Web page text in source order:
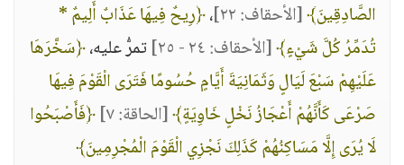
الصَّادِقِينَ﴾[الأحقاف: ٢٢] ،﴿رِيحٌ فِيهَا عَذَابٌ أَلِيمٌ *
تُدَمِّرُ كُلَّ شَيْءٍ﴾[الأحقاف: ٢٤ - ٢٥] تمرُّ عليه،﴿سَخَّرَهَا
عَلَيْهِمْ سَبْعَ لَيَالٍ وَثَمَانِيَةَ أَيَّامٍ حُسُومًا فَتَرَى الْقَوْمَ فِيهَا
صَرْعَى كَأَنَّهُمْ أَعْجَازُ نَخْلٍ خَاوِيَةٍ﴾[الحاقة: ٧]
﴿فَأَصْبَحُوا
لَا يُرَى إِلَّا مَسَاكِنُهُمْ كَذَلِكَ نَجْزِي الْقَوْمَ الْمُجْرِمِينَ﴾